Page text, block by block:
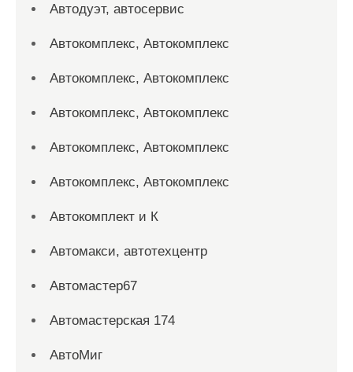
Автодуэт, автосервис
Автокомплекс, Автокомплекс
Автокомплекс, Автокомплекс
Автокомплекс, Автокомплекс
Автокомплекс, Автокомплекс
Автокомплекс, Автокомплекс
Автокомплект и К
Автомакси, автотехцентр
Автомастер67
Автомастерская 174
АвтоМиг